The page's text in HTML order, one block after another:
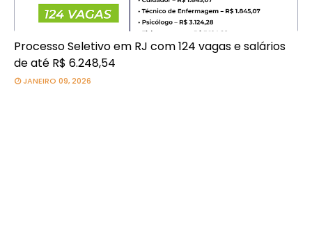
Processo Seletivo em RJ com 124 vagas e salários
de até R$ 6.248,54
JANEIRO 09, 2026